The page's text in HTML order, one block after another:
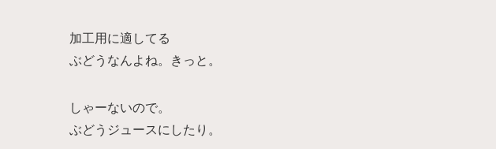
加工用に適してる
ぶどうなんよね。きっと。
しゃーないので。
ぶどうジュースにしたり。